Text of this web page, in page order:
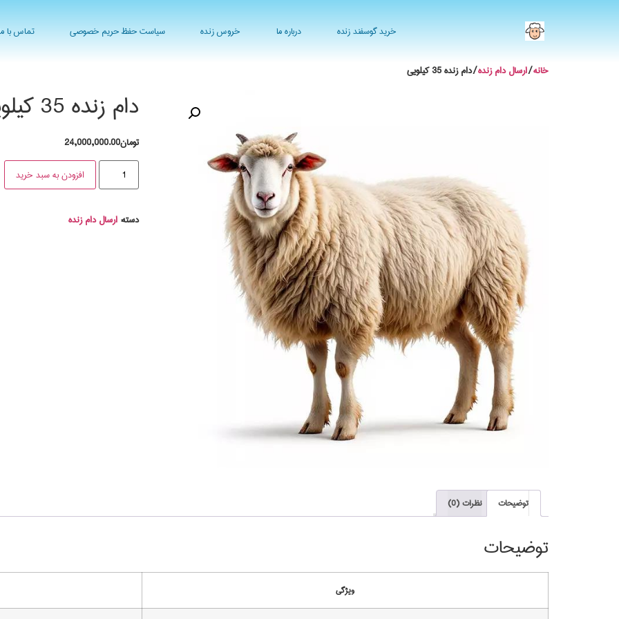
خرید گوسفند زنده درباره ما خروس زنده سیاست حفظ حریم خصوصی تماس با
خانه/ارسال دام زنده/ دام زنده 35 کیلویی
دام زنده 35 کیلویی
تومان24,000,000.00
افزودن به سبد خرید
دسته: ارسال دام زنده
توضیحات نظرات (0)
توضیحات
ویژگی